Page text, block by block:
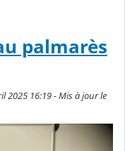
palmarès
2025 16:19 - Mis à jour le